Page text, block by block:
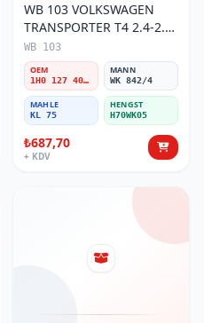
WB 103 VOLKSWAGEN
TRANSPORTER T4 2.4-2.5
MOTOR- CADDY E.M 1H0
127 401 C Yakıt/Mazot
Filtresi
WB 103
OEM
1H0 127 401 C
MANN
WK 842/4
MAHLE
KL 75
HENGST
H70WK05
₺687,70
+ KDV